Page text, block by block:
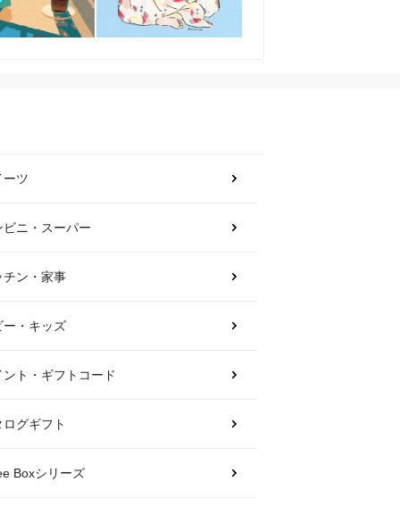
ーツ
ビニ・スーパー
チン・家事
ー・キッズ
ント・ギフトコード
ログギフト
Boxシリーズ